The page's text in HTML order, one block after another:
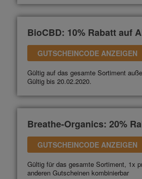
BioCBD: 10% Rabatt auf
GUTSCHEINCODE ANZEIGEN
Gültig auf das gesamte Sortiment
Gültig bis 20.02.2020.
Breathe-Organics: 20%
GUTSCHEINCODE ANZEIGEN
Gültig für das gesamte Sortiment, 1x
anderen Gutscheinen kombinierbar